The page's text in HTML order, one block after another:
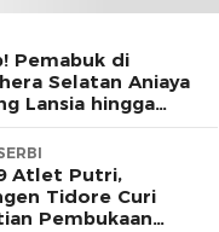
Pemabuk di
Selatan Aniaya
Lansia hingga
Polisi Diamkan
Atlet Putri,
Tidore Curi
Pembukaan